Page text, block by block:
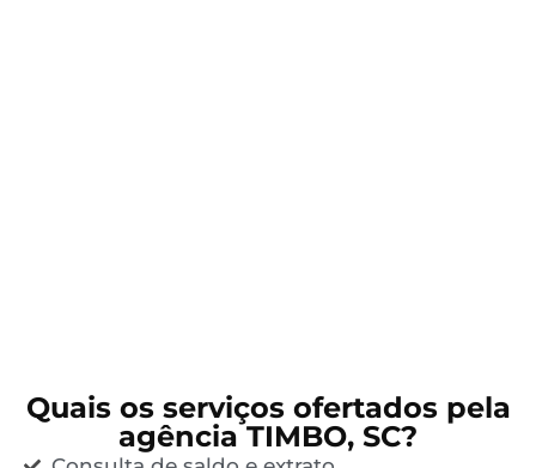
Quais os serviços ofertados pela
agência TIMBO, SC?